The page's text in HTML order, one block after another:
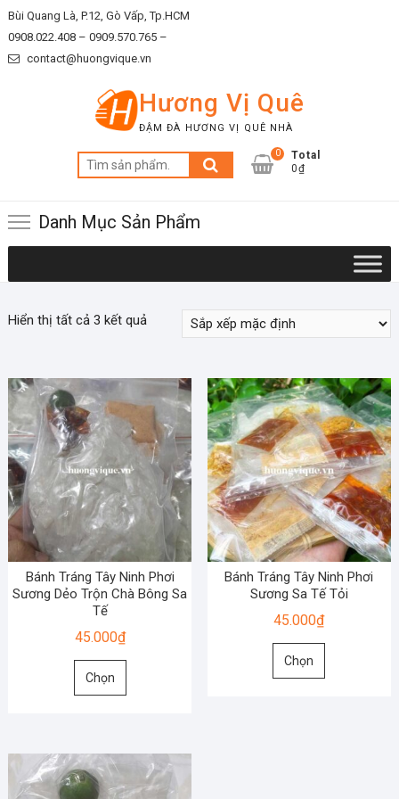
Skip
to
content
Bùi Quang Là, P.12, Gò Vấp, Tp.HCM
0908.022.408 – 0909.570.765 –
contact@huongvique.vn
Hương Vị Quê
ĐẬM ĐÀ HƯƠNG VỊ QUÊ NHÀ
Tìm
kiếm:
0
Total
0₫
Danh Mục Sản Phẩm
Hiển thị tất cả 3 kết quả
Bánh Tráng Tây Ninh Phơi
Sương Dẻo Trộn Chà Bông Sa
Tế
45.000₫
Chọn
Sản
nhiều
biến
thể.
Bánh Tráng Tây Ninh Phơi
Sương Sa Tế Tỏi
45.000₫
Chọn
Sản